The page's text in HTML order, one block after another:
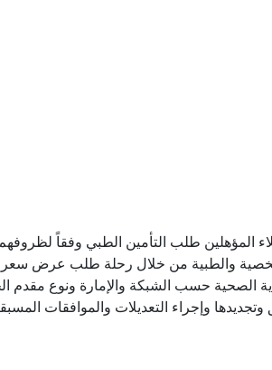
المؤهلين طلب التأمين الطبي وفقاً
والطبية من خلال رحلة طلب عرض سعر
الصحية حسب الشبكة والإمارة ونوع مقدم
وإجراء التعديلات والموافقات